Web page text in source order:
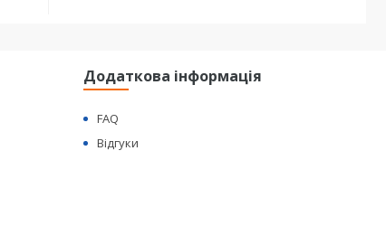
Додаткова інформація
FAQ
Відгуки